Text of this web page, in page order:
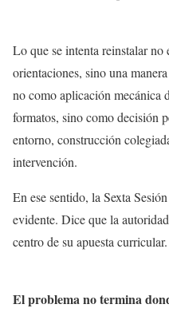
Lo que se intenta reinstalar no
orientaciones, sino una
no como aplicación mecánica
formatos, sino como decisión
entorno, construcción
intervención.
En ese sentido, la Sexta
evidente. Dice que la
centro de su apuesta
El problema no termina